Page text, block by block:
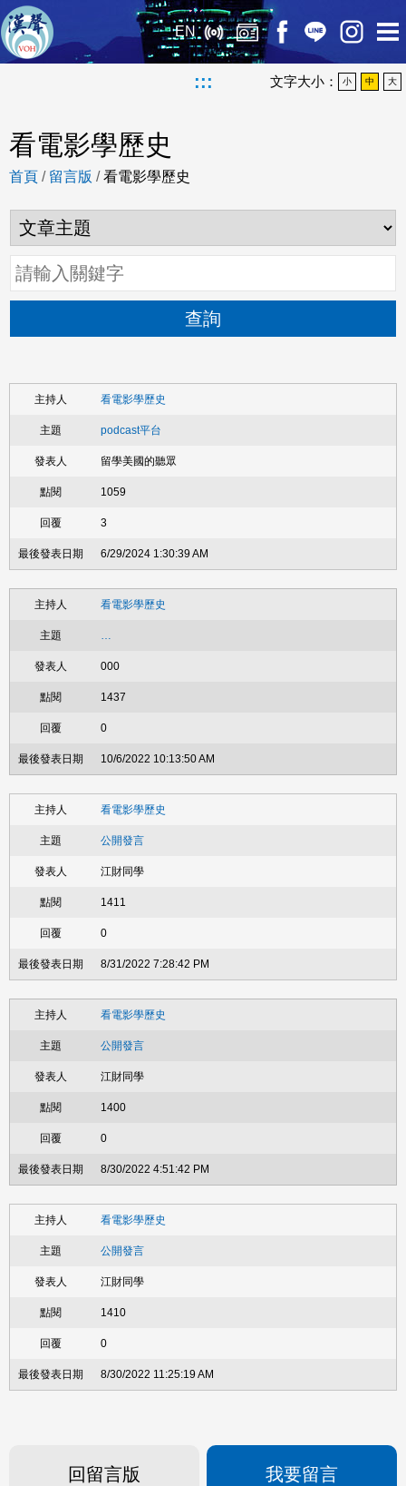
EN
::: 文字大小： 小 中 大
看電影學歷史
首頁 / 留言版 /看電影學歷史
查詢
看電影學歷史
podcast平台
留學美國的聽眾
1059
3
6/29/2024 1:30:39 AM
看電影學歷史
…
000
1437
0
10/6/2022 10:13:50 AM
看電影學歷史
公開發言
江財同學
1411
0
8/31/2022 7:28:42 PM
看電影學歷史
公開發言
江財同學
1400
0
8/30/2022 4:51:42 PM
看電影學歷史
公開發言
江財同學
1410
0
8/30/2022 11:25:19 AM
回留言版 我要留言